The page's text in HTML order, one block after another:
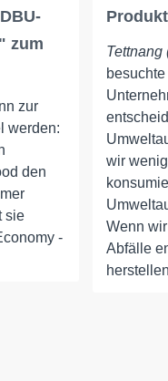
zum
zur
werden:
den
sie
-
Tettnang
wir
Wenn
Abfälle